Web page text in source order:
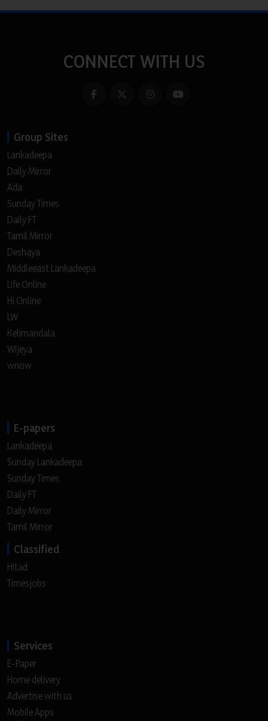
CONNECT WITH US
Group Sites
Lankadeepa
Daily Mirror
Ada
Sunday Times
Daily FT
Tamil Mirror
Deshaya
Middleeast Lankadeepa
Life Online
Hi Online
LW
Kelimandala
Wijeya
wnow
E-papers
Lankadeepa
Sunday Lankadeepa
Sunday Times
Daily FT
Daily Mirror
Tamil Mirror
Classified
Hitad
Timesjobs
Services
E-Paper
Home delivery
Advertise with us
Mobile Apps